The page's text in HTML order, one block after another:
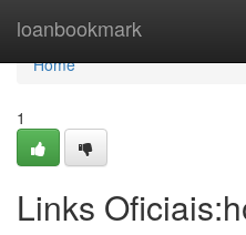
loanbookmark
Home
Home
1
Links